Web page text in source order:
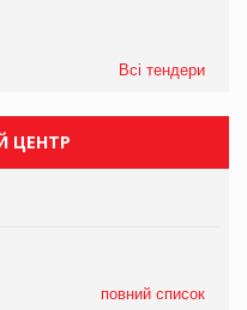
Всі тендери
ЦЕНТР
повний список